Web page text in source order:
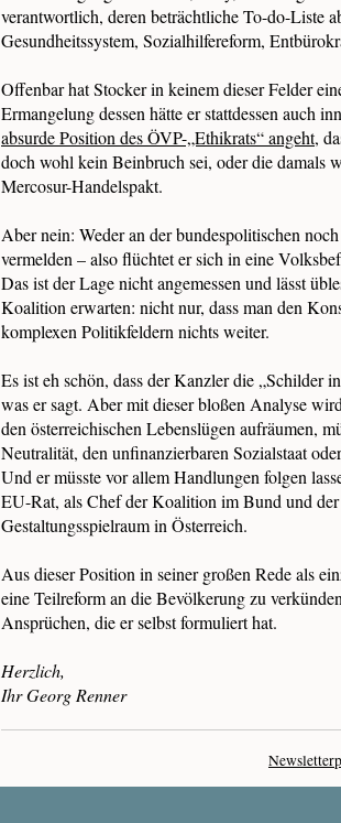
verantwortlich, deren beträchtliche To-do-Liste
Gesundheitssystem, Sozialhilfereform,
Offenbar hat Stocker in keinem dieser Felder
Ermangelung dessen hätte er stattdessen auch
absurde Position des ÖVP-„Ethikrats“ angeht,
doch wohl kein Beinbruch sei, oder die damals
Mercosur-Handelspakt.
Aber nein: Weder an der bundespolitischen
vermelden – also flüchtet er sich in eine
Das ist der Lage nicht angemessen und lässt
Koalition erwarten: nicht nur, dass man den
komplexen Politikfeldern nichts weiter.
Es ist eh schön, dass der Kanzler die „Schilder
was er sagt. Aber mit dieser bloßen Analyse
den österreichischen Lebenslügen aufräumen,
Neutralität, den unfinanzierbaren Sozialstaat
Und er müsste vor allem Handlungen folgen
EU-Rat, als Chef der Koalition im Bund und
Gestaltungsspielraum in Österreich.
Aus dieser Position in seiner großen Rede als
eine Teilreform an die Bevölkerung zu
Ansprüchen, die er selbst formuliert hat.
Herzlich,
Ihr Georg Renner